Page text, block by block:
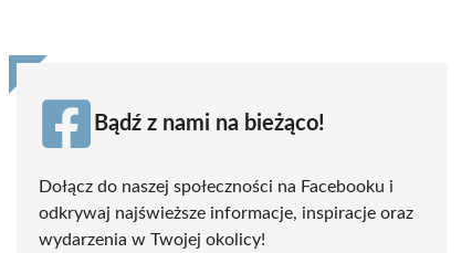
Bądź z nami na bieżąco!
Dołącz do naszej społeczności na Facebooku i
odkrywaj najświeższe informacje, inspiracje oraz
wydarzenia w Twojej okolicy!